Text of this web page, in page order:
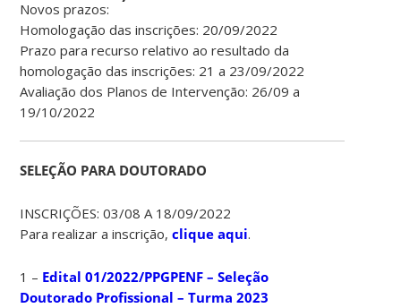
Novos prazos:
Homologação das inscrições: 20/09/2022
Prazo para recurso relativo ao resultado da
homologação das inscrições: 21 a 23/09/2022
Avaliação dos Planos de Intervenção: 26/09 a
19/10/2022
SELEÇÃO PARA DOUTORADO
INSCRIÇÕES: 03/08 A 18/09/2022
Para realizar a inscrição,clique aqui.
1 – Edital 01/2022/PPGPENF – Seleção
Doutorado Profissional – Turma 2023